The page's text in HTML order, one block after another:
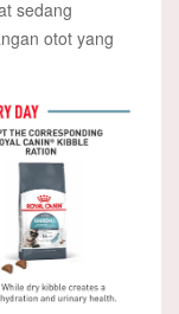
sedang
otot yang